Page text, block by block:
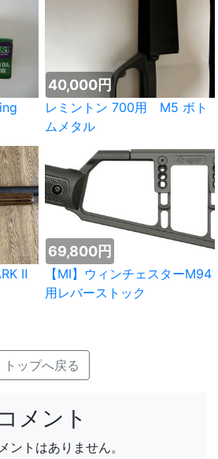
40,000円
レミントン 700用 M5 ボト
ムメタル
Ⅱ
69,800円
【MI】ウィンチェスターM94
用レバーストック
トップへ戻る
コメント
ントはありません。